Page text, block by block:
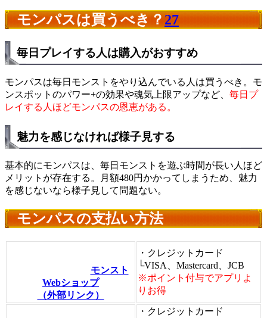
モンパスは買うべき？27
毎日プレイする人は購入がおすすめ
モンパスは毎日モンストをやり込んでいる人は買うべき。モ
ンスポットのパワー+の効果や魂気上限アップなど、 毎日プ
レイする人ほどモンパスの恩恵がある。
魅力を感じなければ様子見する
基本的にモンパスは、毎日モンストを遊ぶ時間が長い人ほど
メリットが存在する。月額480円かかってしまうため、魅力
を感じないなら様子見して問題ない。
モンパスの支払い方法
モンスト
Webショップ
（外部リンク）
・クレジットカード
└VISA、Mastercard、JCB
※ポイント付与でアプリよ
りお得
・クレジットカード